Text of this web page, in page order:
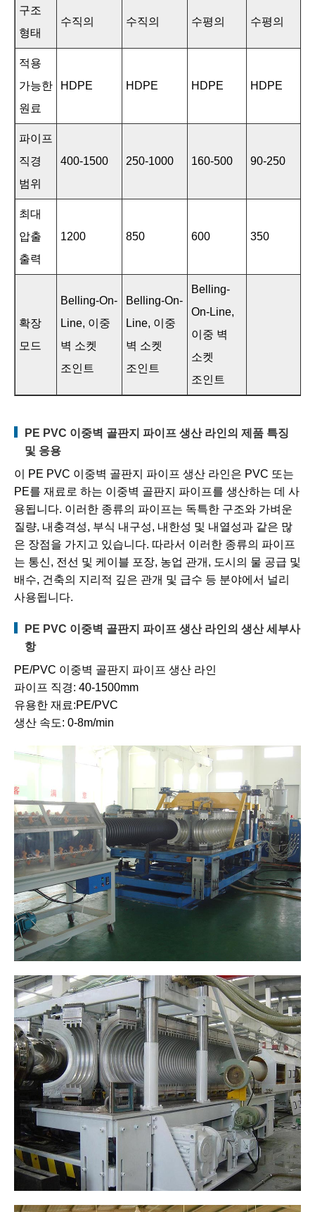
구조
형태
수직의 수직의 수평의 수평의
적용
가능한
원료
HDPE HDPE HDPE HDPE
파이프
직경
범위
400-1500 250-1000 160-500 90-250
최대
압출
출력
1200 850 600 350
확장
모드
Belling-On-
Line, 이중
벽 소켓
조인트
Belling-On-
Line, 이중
벽 소켓
조인트
Belling-
On-Line,
이중 벽
소켓
조인트
PE PVC 이중벽 골판지 파이프 생산 라인의 제품 특징
및 응용
이 PE PVC 이중벽 골판지 파이프 생산 라인은 PVC 또는
PE를 재료로 하는 이중벽 골판지 파이프를 생산하는 데 사
용됩니다. 이러한 종류의 파이프는 독특한 구조와 가벼운
질량, 내충격성, 부식 내구성, 내한성 및 내열성과 같은 많
은 장점을 가지고 있습니다. 따라서 이러한 종류의 파이프
는 통신, 전선 및 케이블 포장, 농업 관개, 도시의 물 공급 및
배수, 건축의 지리적 깊은 관개 및 급수 등 분야에서 널리
사용됩니다.
PE PVC 이중벽 골판지 파이프 생산 라인의 생산 세부사
항
PE/PVC 이중벽 골판지 파이프 생산 라인
파이프 직경: 40-1500mm
유용한 재료:PE/PVC
생산 속도: 0-8m/min